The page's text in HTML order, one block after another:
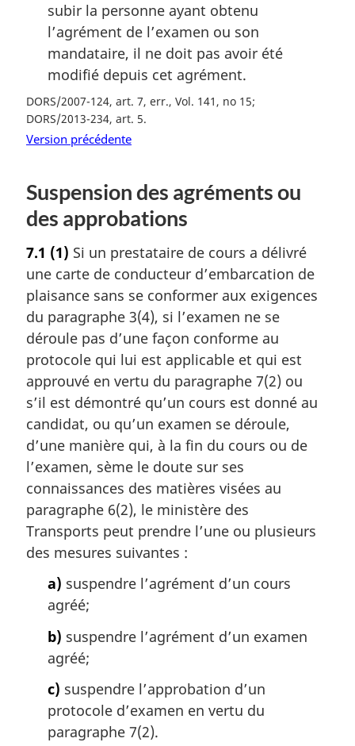
subir la personne ayant obtenu
l’agrément de l’examen ou son
mandataire, il ne doit pas avoir été
modifié depuis cet agrément.
DORS/2007-124, art. 7, err., Vol. 141, no 15
DORS/2013-234, art. 5
Version précédente
Suspension des agréments ou
des approbations
7.1 (1) Si un prestataire de cours a délivré
une carte de conducteur d’embarcation de
plaisance sans se conformer aux exigences
du paragraphe 3(4), si l’examen ne se
déroule pas d’une façon conforme au
protocole qui lui est applicable et qui est
approuvé en vertu du paragraphe 7(2) ou
s’il est démontré qu’un cours est donné au
candidat, ou qu’un examen se déroule,
d’une manière qui, à la fin du cours ou de
l’examen, sème le doute sur ses
connaissances des matières visées au
paragraphe 6(2), le ministère des
Transports peut prendre l’une ou plusieurs
des mesures suivantes :
a) suspendre l’agrément d’un cours
agréé;
b) suspendre l’agrément d’un examen
agréé;
c) suspendre l’approbation d’un
protocole d’examen en vertu du
paragraphe 7(2).